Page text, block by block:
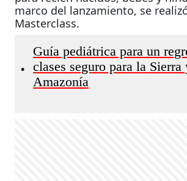
marco del lanzamiento, se
Masterclass.
•
Guía pediátrica para un
clases seguro para la Sierra
Amazonía